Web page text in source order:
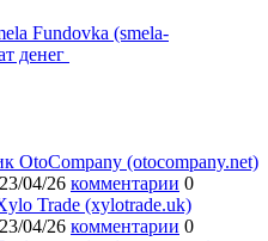
Fundovka (smela-
денег
OtoCompany (otocompany.net)
23/04/26 комментарии 0
Trade (xylotrade.uk)
23/04/26 комментарии 0